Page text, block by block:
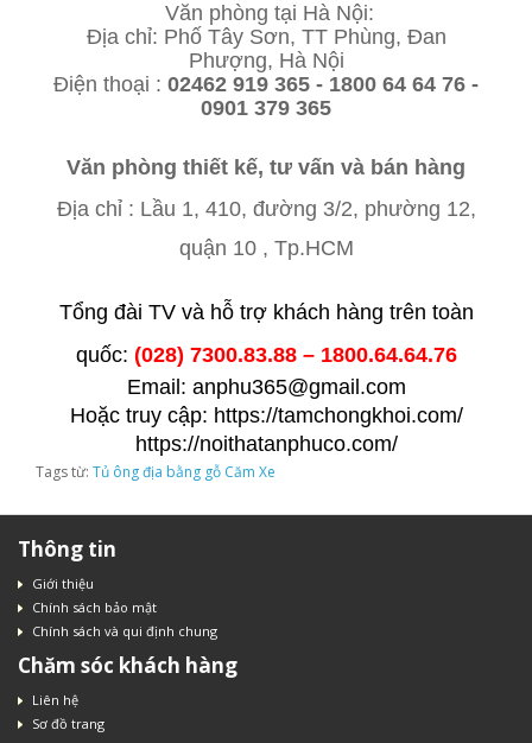
Văn phòng tại Hà Nội:
Địa chỉ: Phố Tây Sơn, TT Phùng, Đan
Phượng, Hà Nội
Điện thoại : 02462 919 365 - 1800 64 64 76 -
0901 379 365
Văn phòng thiết kế, tư vấn và bán hàng
Địa chỉ : Lầu 1, 410, đường 3/2, phường 12,
quận 10 , Tp.HCM
Tổng đài TV và hỗ trợ khách hàng trên toàn
quốc: (028) 7300.83.88 – 1800.64.64.76
Email: anphu365@gmail.com
Hoặc truy cập: https://tamchongkhoi.com/
https://noithatanphuco.com/
Tags từ: Tủ ông địa bằng gỗ Căm Xe
Thông tin
Giới thiệu
Chính sách bảo mật
Chính sách và qui định chung
Chăm sóc khách hàng
Liên hệ
Sơ đồ trang